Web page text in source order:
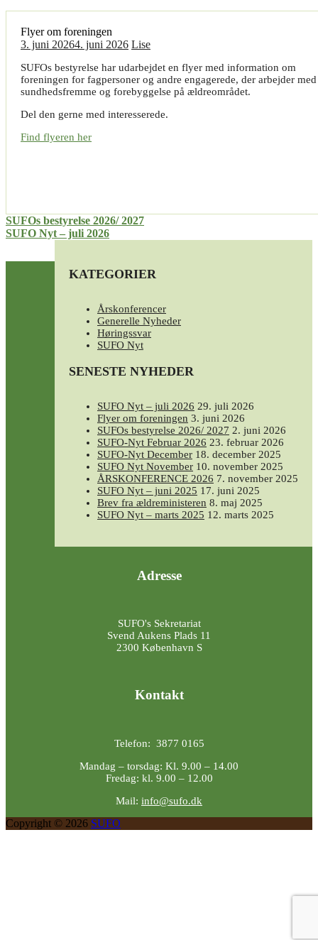
Flyer om foreningen
3. juni 20264. juni 2026 Lise
SUFOs bestyrelse har udarbejdet en flyer med information om
foreningen for fagpersoner og andre engagerede, der arbejder med
sundhedsfremme og forebyggelse på ældreområdet.
Del den gerne med interesserede.
Find flyeren her
Indlægsnavigation
SUFOs bestyrelse 2026/ 2027
SUFO Nyt – juli 2026
KATEGORIER
Årskonferencer
Generelle Nyheder
Høringssvar
SUFO Nyt
SENESTE NYHEDER
SUFO Nyt – juli 2026 29. juli 2026
Flyer om foreningen 3. juni 2026
SUFOs bestyrelse 2026/ 2027 2. juni 2026
SUFO-Nyt Februar 2026 23. februar 2026
SUFO-Nyt December 18. december 2025
SUFO Nyt November 10. november 2025
ÅRSKONFERENCE 2026 7. november 2025
SUFO Nyt – juni 2025 17. juni 2025
Brev fra ældreministeren 8. maj 2025
SUFO Nyt – marts 2025 12. marts 2025
Adresse
SUFO's Sekretariat
Svend Aukens Plads 11
2300 København S
Kontakt
Telefon: 3877 0165
Mandag – torsdag: Kl. 9.00 – 14.00
Fredag: kl. 9.00 – 12.00
Mail: info@sufo.dk
Copyright © 2026 SUFO